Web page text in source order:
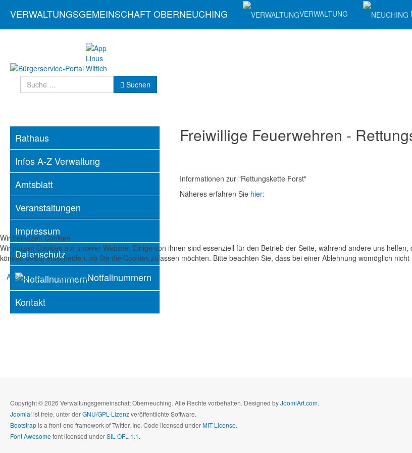
VERWALTUNGSGEMEINSCHAFT OBERNEUCHING VERWALTUNG
Suchen Suchen
Freiwillige Feuerwehren -
Informationen zur "Rettungskette Forst"
Näheres erfahren Sie hier:
Rathaus
Infos A-Z Verwaltung
Amtsblatt
Veranstaltungen
Impressum
Datenschutz
Notfallnummern
Kontakt
Copyright © 2026 Verwaltungsgemeinschaft Oberneuching. Alle Rechte vorbehalten. Designed byJoomlArt.com.
Joomla!ist freie, unter derGNU/GPL-Lizenzveröffentlichte Software.
Bootstrapis a front-end framework of Twitter, Inc. Code licensed underMIT License.
Font Awesomefont licensed underSIL OFL 1.1.
Wir benutzen Cookies
Wir nutzen Cookies auf unserer Website. Einige von ihnen sind essenziell für den Betrieb der Seite, während andere uns
können selbst entscheiden, ob Sie die Cookies zulassen möchten. Bitte beachten Sie, dass bei einer Ablehnung womöglich
Akzeptieren
Ablehnen